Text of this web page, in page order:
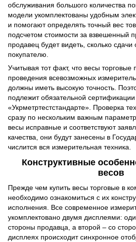
обслуживания большого количества
модели укомплектованы удобным
и помогают определять точный вес
подсчетом стоимости за взвешенный
продавец будет видеть, сколько
покупателю.
Учитывая тот факт, что весы
проведения всевозможных
должны иметь высокую точность.
подлежит обязательной сертификации
«Укрметртестстандарте». Проверка
сразу по нескольким важным
весы исправные и соответствуют
качества, они будут занесены в
числится вся измерительная техника.
Конструктивные
весов
Прежде чем купить весы торговые в
необходимо ознакомиться с их
исполнения. Все современное
укомплектовано двумя дисплеями:
стороны продавца, а второй – со
дисплеях происходит синхронное